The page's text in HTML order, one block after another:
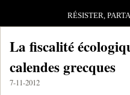
RÉSISTER,
La fiscalité
calendes grecques
7-11-2012